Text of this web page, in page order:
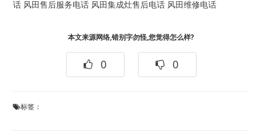
话 风田售后服务电话 风田集成灶售后电话 风田维修电话
本文来源网络,错别字勿怪,您觉得怎么样?
0 0
标签：